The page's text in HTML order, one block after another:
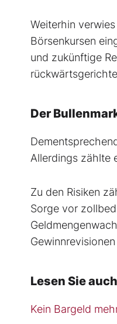
Weiterhin
Börsenkursen
und zukünftige
Der
Allerdings zählte
Zu den Risiken
Sorge vor
Lesen Sie
Kein Bargeld